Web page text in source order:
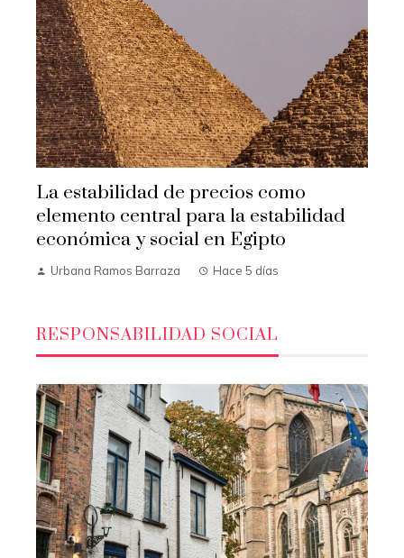
La estabilidad de precios como
elemento central para la estabilidad
económica y social en Egipto
Urbana Ramos Barraza Hace 5 días
RESPONSABILIDAD SOCIAL